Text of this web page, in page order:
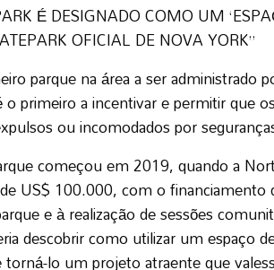
É DESIGNADO COMO UM
OFICIAL DE NOVA YORK”
parque na área a ser administrado
o primeiro a incentivar e permitir que
ou incomodados por
começou em 2019, quando a
US$ 100.000, com o
e à realização de sessões
descobrir como utilizar um espaço
torná-lo um projeto atraente que